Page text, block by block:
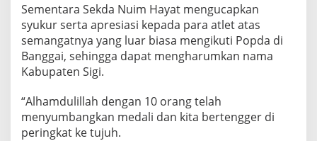
Sementara Sekda Nuim Hayat mengucapkan
syukur serta apresiasi kepada para atlet atas
semangatnya yang luar biasa mengikuti Popda di
Banggai, sehingga dapat mengharumkan nama
Kabupaten Sigi.
“Alhamdulillah dengan 10 orang telah
menyumbangkan medali dan kita bertengger di
peringkat ke tujuh.